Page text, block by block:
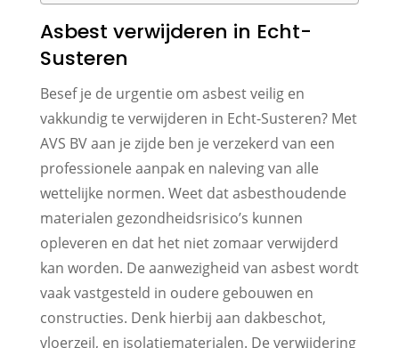
Asbest verwijderen in Echt-
Susteren
Besef je de urgentie om asbest veilig en
vakkundig te verwijderen in Echt-Susteren? Met
AVS BV aan je zijde ben je verzekerd van een
professionele aanpak en naleving van alle
wettelijke normen. Weet dat asbesthoudende
materialen gezondheidsrisico’s kunnen
opleveren en dat het niet zomaar verwijderd
kan worden. De aanwezigheid van asbest wordt
vaak vastgesteld in oudere gebouwen en
constructies. Denk hierbij aan dakbeschot,
vloerzeil, en isolatiematerialen. De verwijdering